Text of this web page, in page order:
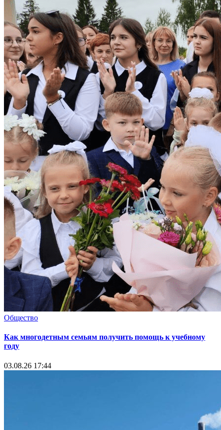
Общество
Как многодетным семьям получить помощь к учебному
году
03.08.26 17:44